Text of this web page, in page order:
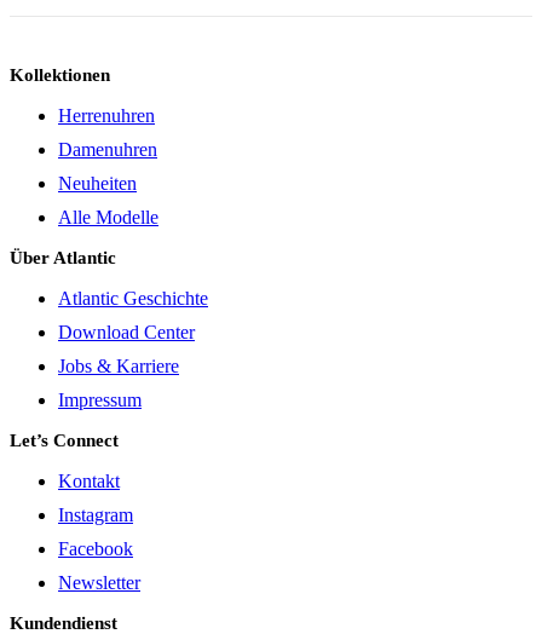
Kollektionen
Herrenuhren
Damenuhren
Neuheiten
Alle Modelle
Über Atlantic
Atlantic Geschichte
Download Center
Jobs & Karriere
Impressum
Let’s Connect
Kontakt
Instagram
Facebook
Newsletter
Kundendienst